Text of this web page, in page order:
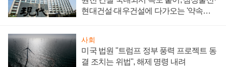
현대건설·대우건설에 다가오는 '약속의
사회
미국 법원 "트럼프 정부 풍력 프로젝트 동
결 조치는 위법", 해제 명령 내려